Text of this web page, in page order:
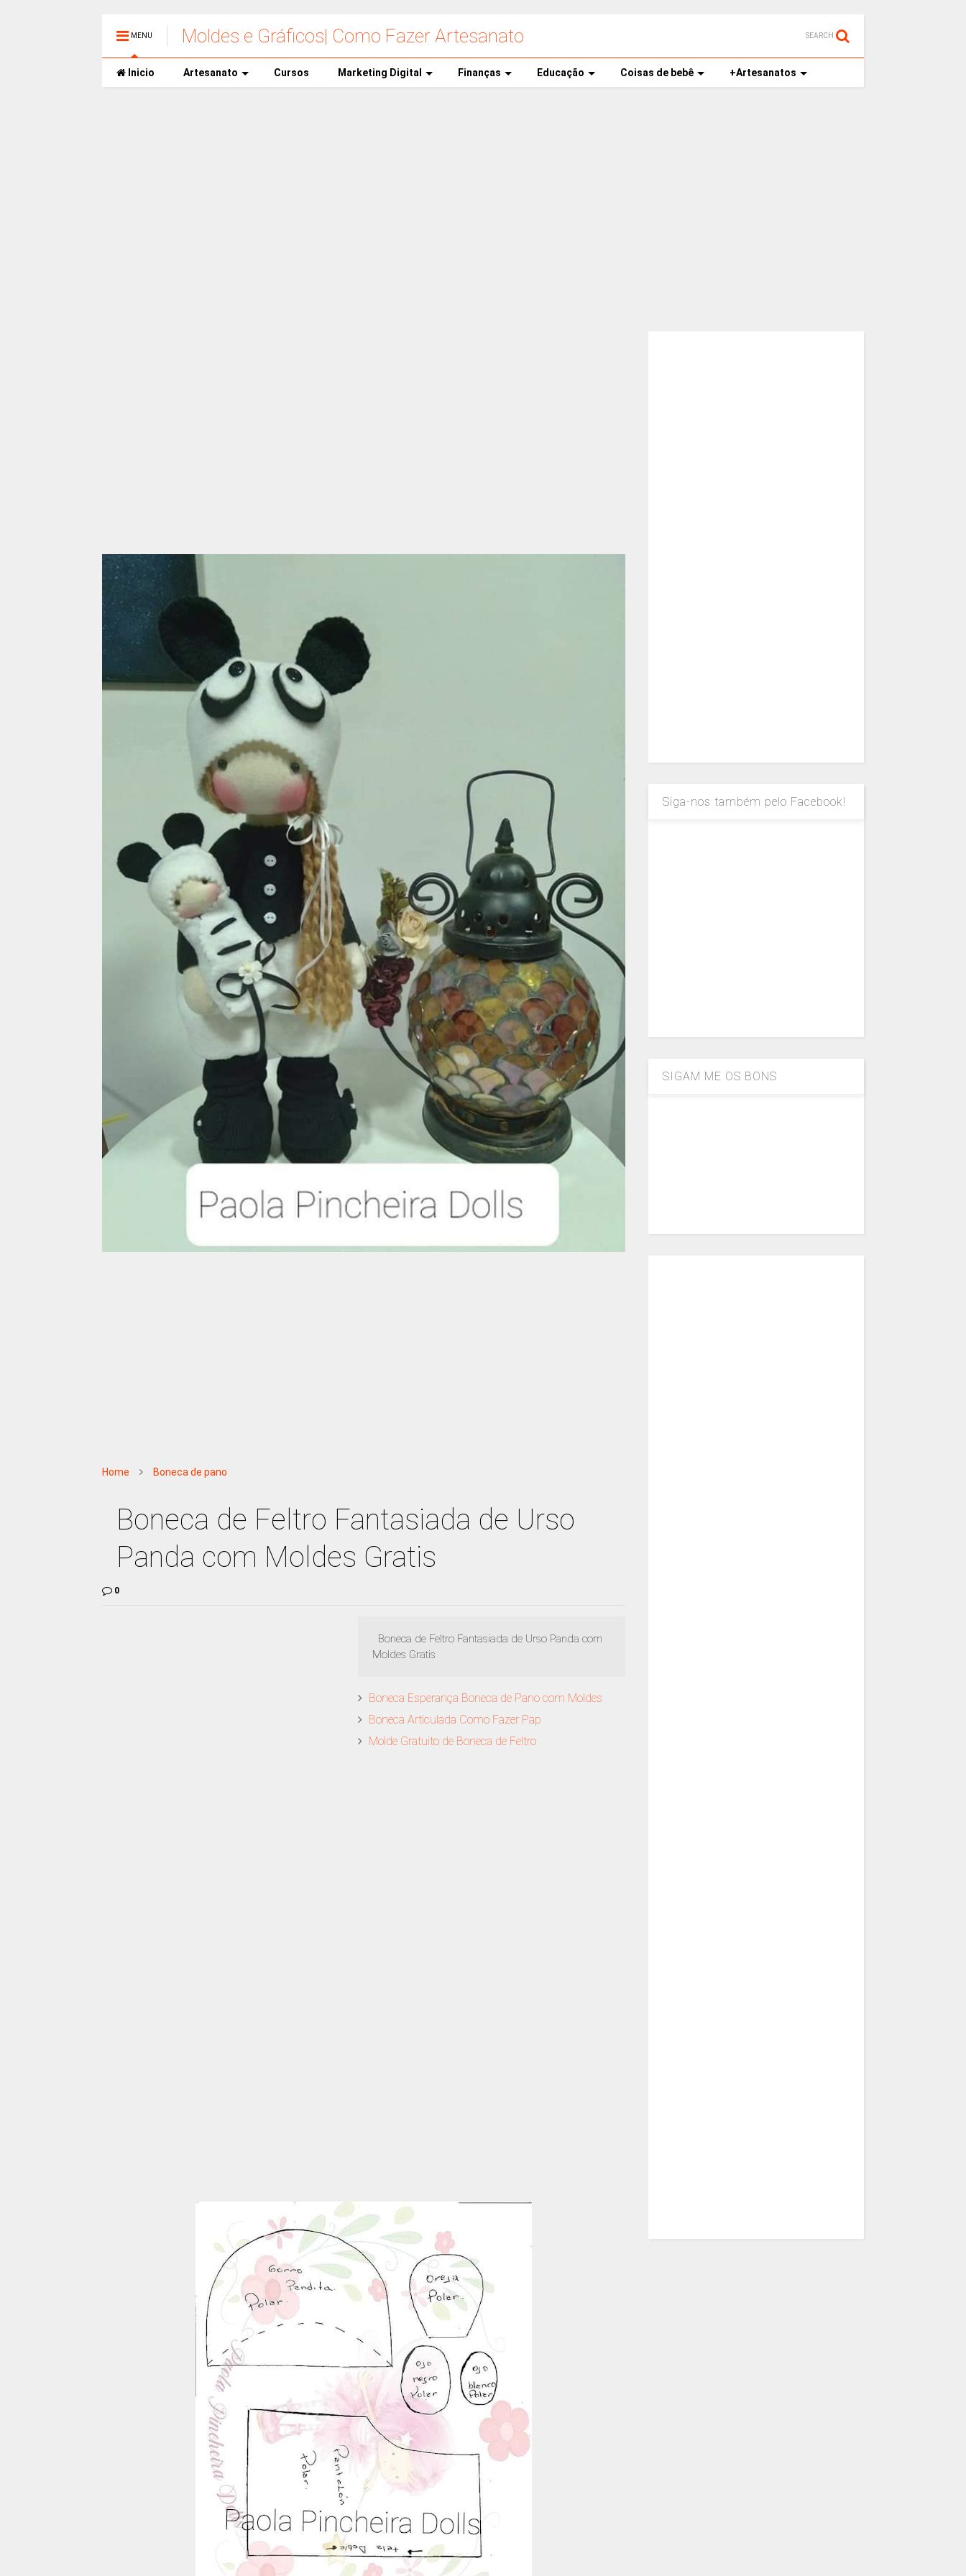
MENU Moldes e Gráficos| Como Fazer Artesanato SEARCH
Inicio Artesanato Cursos Marketing Digital Finanças Educação Coisas de bebê +Artesanatos
Home Boneca de pano
Boneca de Feltro Fantasiada de Urso
Panda com Moldes Gratis
0
Boneca de Feltro Fantasiada de Urso Panda com
Moldes Gratis
Boneca Esperança Boneca de Pano com Moldes
Boneca Articulada Como Fazer Pap
Molde Gratuito de Boneca de Feltro
Siga-nos também pelo Facebook!
SIGAM ME OS BONS